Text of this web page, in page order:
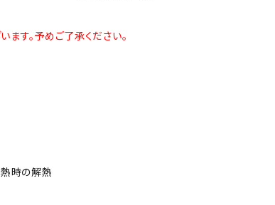
す。予めご了承ください。
熱時の解熱